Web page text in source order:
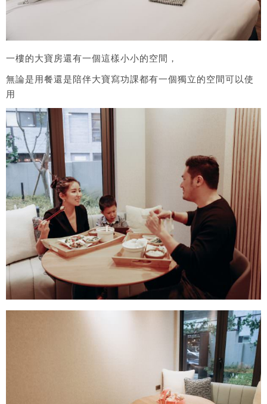
一樓的大寶房還有一個這樣小小的空間，
無論是用餐還是陪伴大寶寫功課都有一個獨立的空間可以使
用